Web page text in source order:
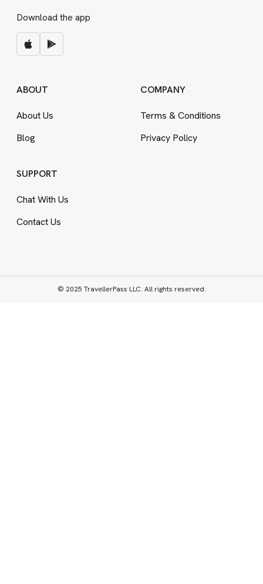
Download the app
ABOUT
About Us
Blog
COMPANY
Terms &Conditions
Privacy Policy
SUPPORT
Chat With Us
Contact Us
© 2025 TravellerPass LLC. All rights reserved.